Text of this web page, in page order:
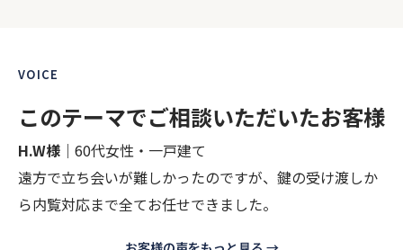
VOICE
このテーマでご相談いただいたお客様
H.W様 ｜60代女性・一戸建て
遠方で立ち会いが難しかったのですが、鍵の受け渡しか
ら内覧対応まで全てお任せできました。